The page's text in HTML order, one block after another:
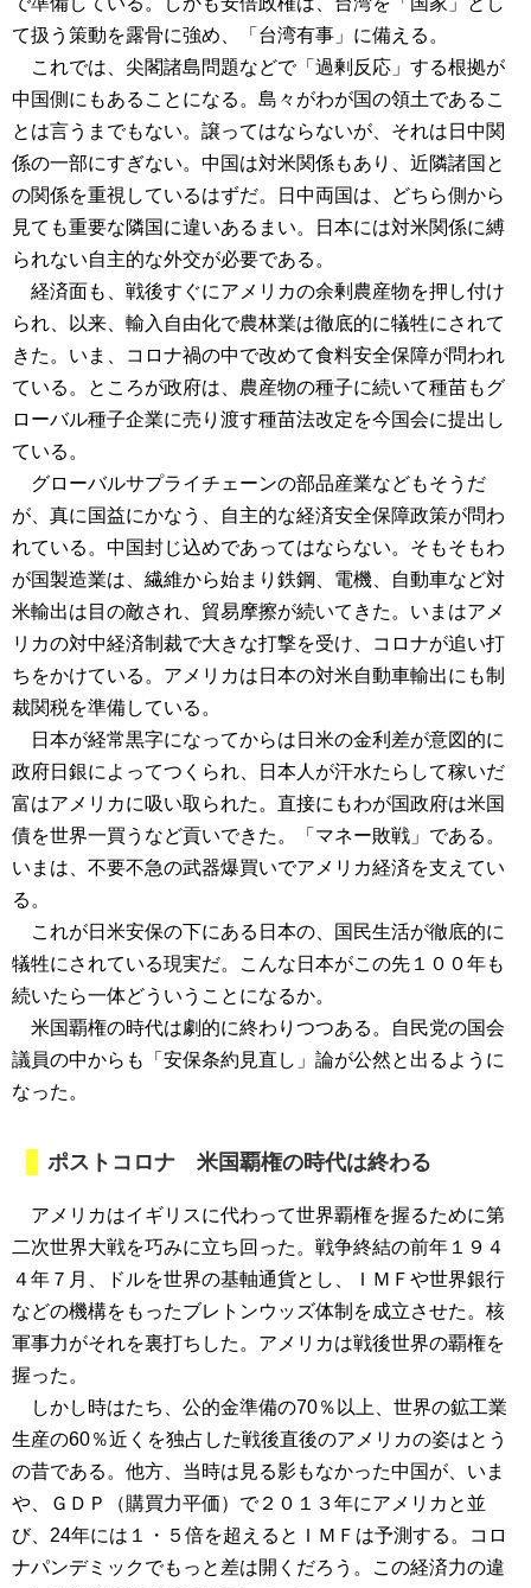
て扱う策動を露骨に強め、「台湾有事」に備える。
これでは、尖閣諸島問題などで「過剰反応」する根拠が
中国側にもあることになる。島々がわが国の領土であるこ
とは言うまでもない。譲ってはならないが、それは日中関
係の一部にすぎない。中国は対米関係もあり、近隣諸国と
の関係を重視しているはずだ。日中両国は、どちら側から
見ても重要な隣国に違いあるまい。日本には対米関係に縛
られない自主的な外交が必要である。
経済面も、戦後すぐにアメリカの余剰農産物を押し付け
られ、以来、輸入自由化で農林業は徹底的に犠牲にされて
きた。いま、コロナ禍の中で改めて食料安全保障が問われ
ている。ところが政府は、農産物の種子に続いて種苗もグ
ローバル種子企業に売り渡す種苗法改定を今国会に提出し
ている。
グローバルサプライチェーンの部品産業などもそうだ
が、真に国益にかなう、自主的な経済安全保障政策が問わ
れている。中国封じ込めであってはならない。そもそもわ
が国製造業は、繊維から始まり鉄鋼、電機、自動車など対
米輸出は目の敵され、貿易摩擦が続いてきた。いまはアメ
リカの対中経済制裁で大きな打撃を受け、コロナが追い打
ちをかけている。アメリカは日本の対米自動車輸出にも制
裁関税を準備している。
日本が経常黒字になってからは日米の金利差が意図的に
政府日銀によってつくられ、日本人が汗水たらして稼いだ
富はアメリカに吸い取られた。直接にもわが国政府は米国
債を世界一買うなど貢いできた。「マネー敗戦」である。
いまは、不要不急の武器爆買いでアメリカ経済を支えてい
る。
これが日米安保の下にある日本の、国民生活が徹底的に
犠牲にされている現実だ。こんな日本がこの先１００年も
続いたら一体どういうことになるか。
米国覇権の時代は劇的に終わりつつある。自民党の国会
議員の中からも「安保条約見直し」論が公然と出るように
なった。
ポストコロナ 米国覇権の時代は終わる
アメリカはイギリスに代わって世界覇権を握るために第
二次世界大戦を巧みに立ち回った。戦争終結の前年１９４
４年７月、ドルを世界の基軸通貨とし、ＩＭＦや世界銀行
などの機構をもったブレトンウッズ体制を成立させた。核
軍事力がそれを裏打ちした。アメリカは戦後世界の覇権を
握った。
しかし時はたち、公的金準備の70％以上、世界の鉱工業
生産の60％近くを独占した戦後直後のアメリカの姿はとう
の昔である。他方、当時は見る影もなかった中国が、いま
や、ＧＤＰ（購買力平価）で２０１３年にアメリカと並
び、24年には１・５倍を超えるとＩＭＦは予測する。コロ
ナパンデミックでもっと差は開くだろう。この経済力の違